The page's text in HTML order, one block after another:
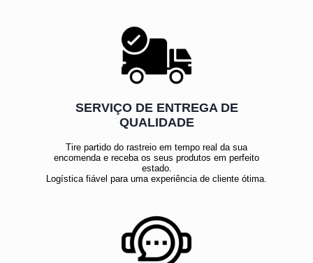
SERVIÇO DE ENTREGA DE
QUALIDADE
Tire partido do rastreio em tempo real da sua
encomenda e receba os seus produtos em perfeito
estado.
Logística fiável para uma experiência de cliente ótima.